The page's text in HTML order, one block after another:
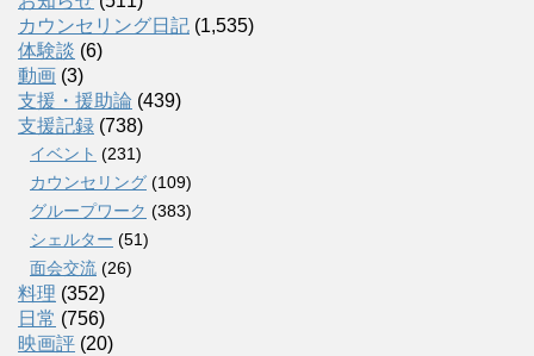
カウンセリング日記 (1,535)
体験談 (6)
動画 (3)
支援・援助論 (439)
支援記録 (738)
イベント (231)
カウンセリング (109)
グループワーク (383)
シェルター (51)
面会交流 (26)
料理 (352)
日常 (756)
映画評 (20)